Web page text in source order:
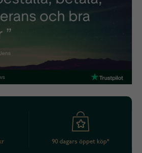
90 dagars öppet köp*